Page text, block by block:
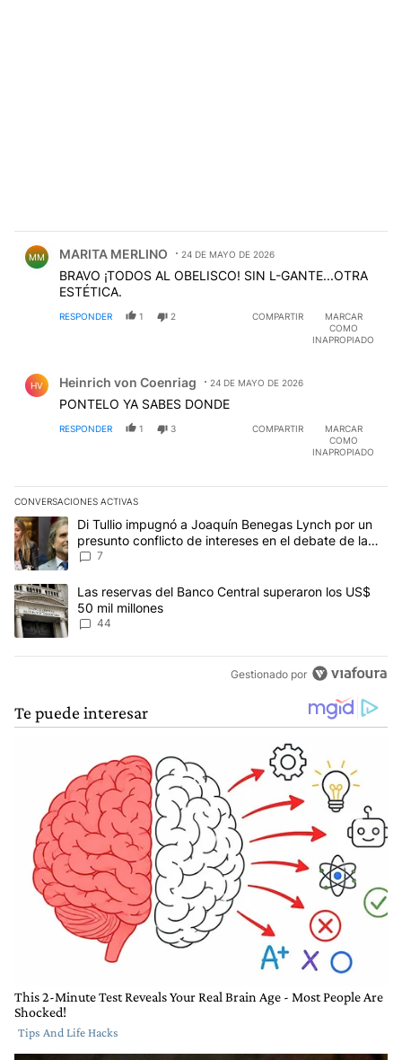
MM MARITA MERLINO 24 DE MAYO DE 2026
BRAVO ¡TODOS AL OBELISCO! SIN L-GANTE...OTRA
ESTÉTICA.
RESPONDER 1 2 COMPARTIR
MARCAR
COMO
INAPROPIADO
HV Heinrich von Coenriag 24 DE MAYO DE 2026
PONTELO YA SABES DONDE
RESPONDER 1 3 COMPARTIR
MARCAR
COMO
INAPROPIADO
CONVERSACIONES ACTIVAS
Este listado muestra los artículos con más comentarios en los
Un artículo de tendencia con el título "Di Tullio impugnó a
Di Tullio impugnó a Joaquín Benegas Lynch por un
presunto conflicto de intereses en el debate de la
Ley de Tierras
7
Un artículo de tendencia con el título "Las reservas del Banco
Las reservas del Banco Central superaron los US$
50 mil millones
44
Gestionado por